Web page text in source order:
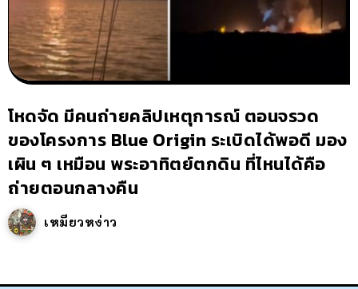
โหดจัด มีคนถ่ายคลิปเหตุการณ์ ตอนจรวด
ของโครงการ Blue Origin ระเบิดได้พอดี มอง
เผิน ๆ เหมือน พระอาทิตย์ตกดิน ที่ไหนได้คือ
ถ่ายตอนกลางคืน
เหมียวหง่าว